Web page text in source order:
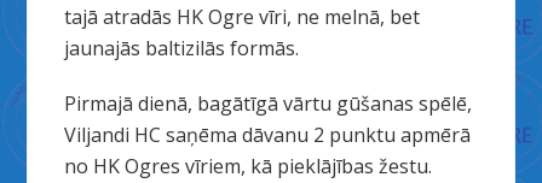
tajā atradās HK Ogre vīri, ne melnā, bet
jaunajās baltizilās formās.
Pirmajā dienā, bagātīgā vārtu gūšanas spēlē,
Viljandi HC saņēma dāvanu 2 punktu apmērā
no HK Ogres vīriem, kā pieklājības žestu.